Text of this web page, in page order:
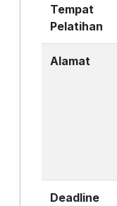
Tempat
Pelatihan
Alamat
Deadline